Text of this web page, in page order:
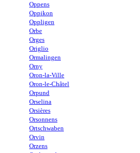
Oppens
Oppikon
Oppligen
Orbe
Orges
Origlio
Ormalingen
Orny
Oron-la-Ville
Oron-le-Châtel
Orpund
Orselina
Orsières
Orsonnens
Ortschwaben
Orvin
Orzens